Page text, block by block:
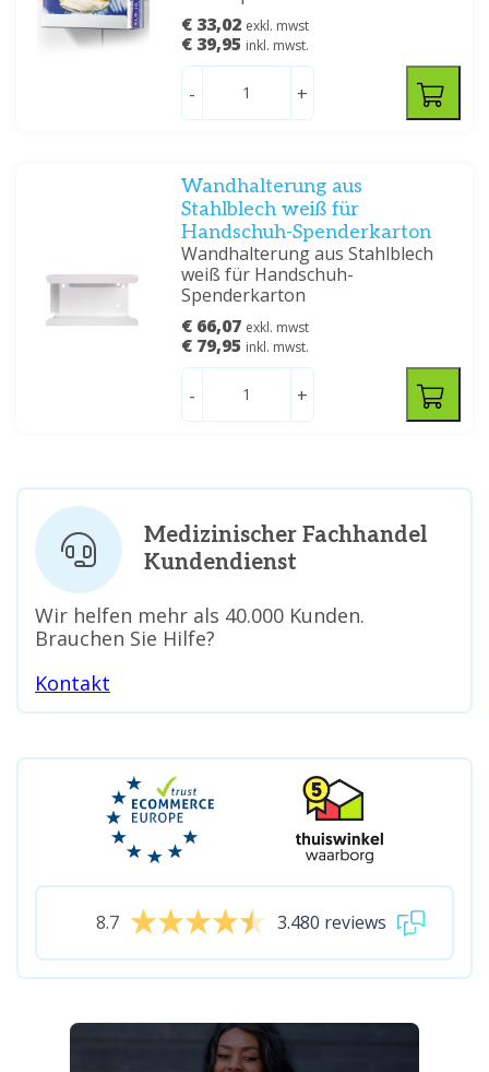
€ 33,02 exkl. mwst
€ 39,95 inkl. mwst.
- +
Wandhalterung aus
Stahlblech weiß für
Handschuh-Spenderkarton
Wandhalterung aus Stahlblech
weiß für Handschuh-
Spenderkarton
€ 66,07 exkl. mwst
€ 79,95 inkl. mwst.
- +
Medizinischer Fachhandel
Kundendienst
Wir helfen mehr als 40.000 Kunden.
Brauchen Sie Hilfe?
Kontakt
8.7 3.480 reviews